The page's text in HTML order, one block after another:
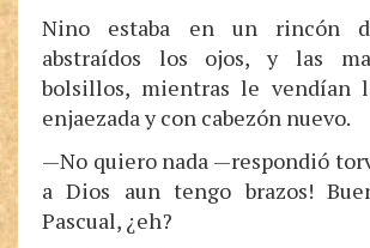
Nino estaba en un rincón
abstraídos los ojos, y las
bolsillos, mientras le vendían
enjaezada y con cabezón nuevo.
—No quiero nada —respondió
a Dios aun tengo brazos!
Pascual, ¿eh?